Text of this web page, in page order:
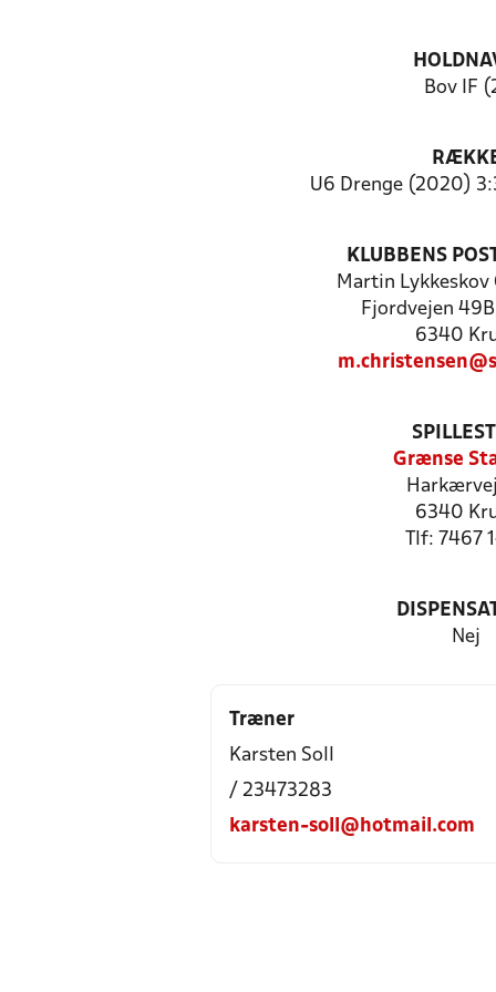
Bov IF
U6 Drenge (2020)
KLUBBENS
Martin Lykkeskov
Fjordvejen
6340
Grænse
6340
Tlf: 7467
Nej
Træner
Karsten Soll
/ 23473283
karsten-soll@hotmail.com